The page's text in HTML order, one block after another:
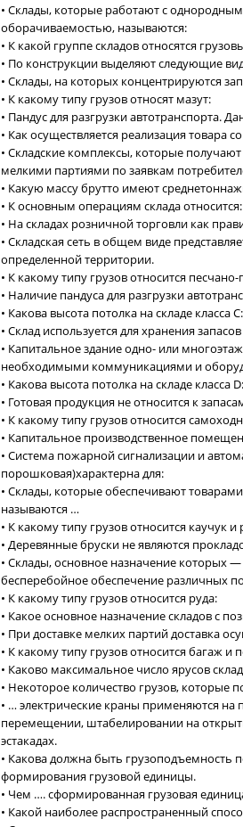
• Склады, которые работают с
оборачиваемостью, называются:
• К какой группе складов относятся
• По конструкции выделяют следующие
• Склады, на которых концентрируются
• К какому типу грузов относят мазут:
• Пандус для разгрузки автотранспорта.
• Как осуществляется реализация товара
• Складские комплексы, которые
мелкими партиями по заявкам
• Какую массу брутто имеют
• К основным операциям склада относится:
• На складах розничной торговли как
• Складская сеть в общем виде
определенной территории.
• К какому типу грузов относится
• Наличие пандуса для разгрузки
• Какова высота потолка на складе класса C:
• Склад используется для хранения
• Капитальное здание одно- или
необходимыми коммуникациями и
• Какова высота потолка на складе класса D:
• Готовая продукция не относится к
• К какому типу грузов относится
• Капитальное производственное
• Система пожарной сигнализации и
порошковая)характерна для:
• Склады, которые обеспечивают
называются …
• К какому типу грузов относится каучук
• Деревянные бруски не являются
• Склады, основное назначение которых
бесперебойное обеспечение различных
• К какому типу грузов относится руда:
• Какое основное назначение складов с
• При доставке мелких партий доставка
• К какому типу грузов относится багаж и
• Каково максимальное число ярусов
• Некоторое количество грузов, которые
• … электрические краны применяются
перемещении, штабелировании на
эстакадах.
• Какова должна быть грузоподъемность
формирования грузовой единицы.
• Чем …. сформированная грузовая
• Какой наиболее распространенный